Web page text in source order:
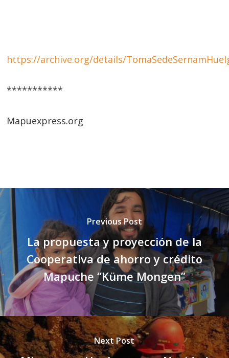
https://archive.org/details/
***********
Mapuexpress.org
Previous Post
La propuesta y proyección de la
Cooperativa de ahorro y crédito
Mapuche “Küme Mongen”
Next Post